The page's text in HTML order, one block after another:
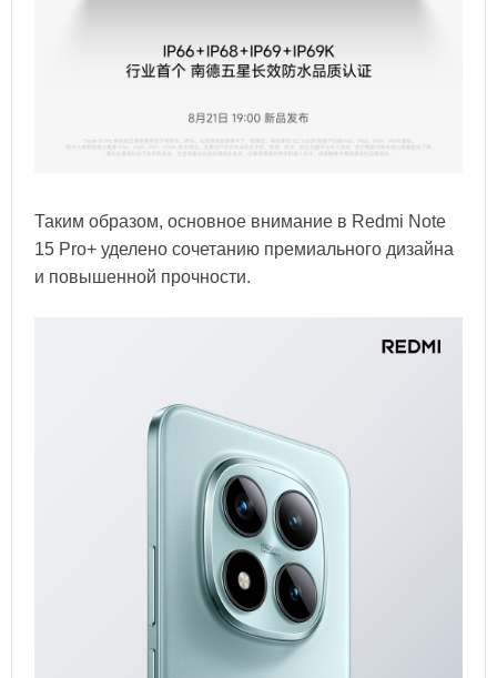
Таким образом, основное внимание в Redmi Note
15 Pro+ уделено сочетанию премиального дизайна
и повышенной прочности.